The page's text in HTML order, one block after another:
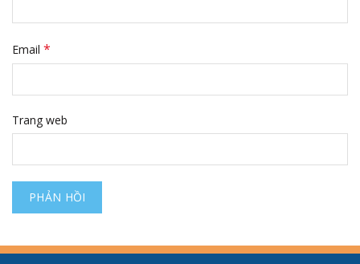
Email *
Trang web